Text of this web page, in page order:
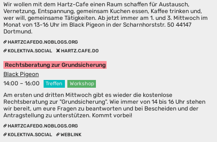
Wir wollen mit dem Hartz-Cafe einen Raum schaffen für Austausch,
Vernetzung, Entspannung, gemeinsam Kuchen essen, Kaffee trinken und,
wer will, gemeinsame Tätigkeiten. Ab jetzt immer am 1. und 3. Mittwoch im
Monat von 13-16 Uhr im Black Pigeon in der Scharnhorststr. 50 44147
Dortmund.
HARTZCAFEDO.NOBLOGS.ORG
KOLEKTIVA.SOCIAL
HARTZ.CAFE.DO
Rechtsberatung zur Grundsicherung
Black Pigeon
14:00 – 16:00
Treffen Workshop
Am ersten und dritten Mittwoch gibt es wieder die kostenlose
Rechtsberatung zur "Grundsicherung". Wie immer von 14 bis 16 Uhr stehen
wir bereit, um eure Fragen zu beantworten und bei Bescheiden und der
Antragstellung zu unterstützen. Kommt vorbei!
HARTZCAFEDO.NOBLOGS.ORG
KOLEKTIVA.SOCIAL
WEBLINK